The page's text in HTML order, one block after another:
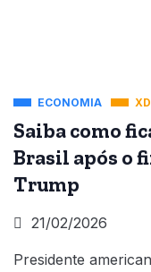
ECONOMIA
Saiba como
Brasil após o
Trump
21/02/2026
Presidente